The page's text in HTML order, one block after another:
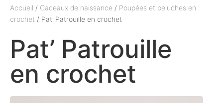
Accueil / Cadeaux de naissance / Poupées et peluches en
crochet / Pat’ Patrouille en crochet
Pat’ Patrouille
en crochet